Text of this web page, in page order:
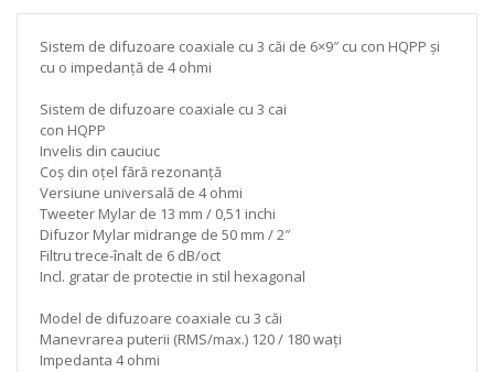
Sistem de difuzoare coaxiale cu 3 căi de 6×9″ cu con HQPP și
cu o impedanță de 4 ohmi
Sistem de difuzoare coaxiale cu 3 cai
con HQPP
Invelis din cauciuc
Coș din oțel fără rezonanță
Versiune universală de 4 ohmi
Tweeter Mylar de 13 mm / 0,51 inchi
Difuzor Mylar midrange de 50 mm / 2″
Filtru trece-înalt de 6 dB/oct
Incl. gratar de protectie in stil hexagonal
Model de difuzoare coaxiale cu 3 căi
Manevrarea puterii (RMS/max.) 120 / 180 wați
Impedanta 4 ohmi